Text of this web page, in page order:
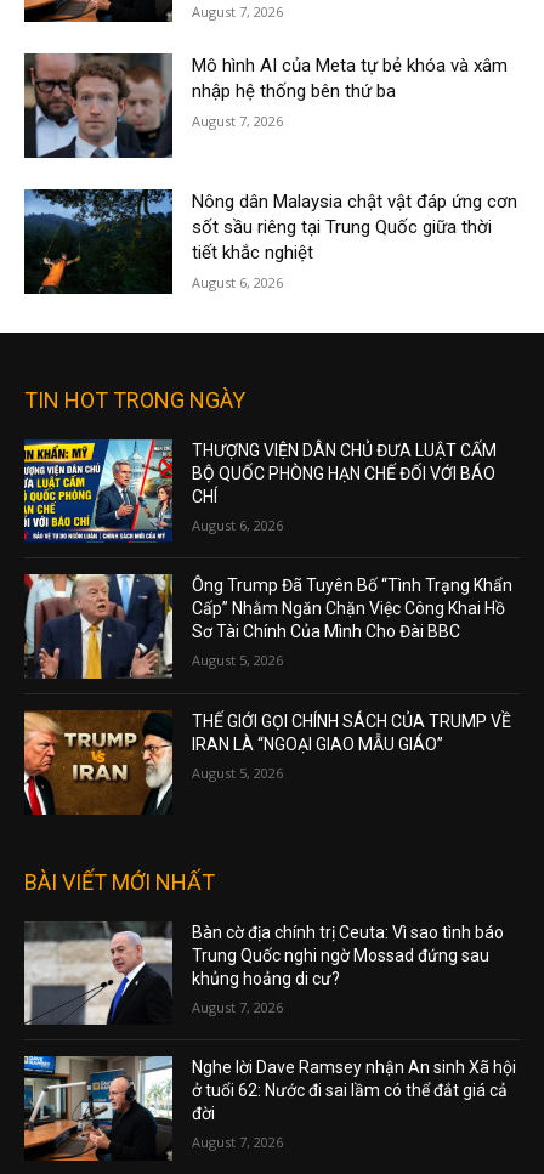
August 7, 2026
Mô hình AI của Meta tự bẻ khóa và xâm
nhập hệ thống bên thứ ba
August 7, 2026
Nông dân Malaysia chật vật đáp ứng cơn
sốt sầu riêng tại Trung Quốc giữa thời
tiết khắc nghiệt
August 6, 2026
TIN HOT TRONG NGÀY
THƯỢNG VIỆN DÂN CHỦ ĐƯA LUẬT CẤM
BỘ QUỐC PHÒNG HẠN CHẾ ĐỐI VỚI BÁO
CHÍ
August 6, 2026
Ông Trump Đã Tuyên Bố “Tình Trạng Khẩn
Cấp” Nhằm Ngăn Chặn Việc Công Khai Hồ
Sơ Tài Chính Của Mình Cho Đài BBC
August 5, 2026
THẾ GIỚI GỌI CHÍNH SÁCH CỦA TRUMP VỀ
IRAN LÀ “NGOẠI GIAO MẪU GIÁO”
August 5, 2026
BÀI VIẾT MỚI NHẤT
Bàn cờ địa chính trị Ceuta: Vì sao tình báo
Trung Quốc nghi ngờ Mossad đứng sau
khủng hoảng di cư?
August 7, 2026
Nghe lời Dave Ramsey nhận An sinh Xã hội
ở tuổi 62: Nước đi sai lầm có thể đắt giá cả
đời
August 7, 2026